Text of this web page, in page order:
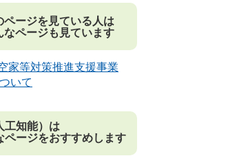
ページを見ている人は
なページも見ています
家等対策推進支援事業
いて
工知能）は
ページをおすすめします